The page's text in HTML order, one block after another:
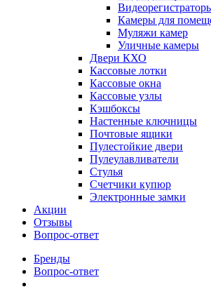
Камеры для
Муляжи камер
Уличные камеры
Двери КХО
Кассовые лотки
Кассовые окна
Кассовые узлы
Кэшбоксы
Настенные ключницы
Почтовые ящики
Пулестойкие двери
Пулеулавливатели
Стулья
Счетчики купюр
Электронные замки
Акции
Отзывы
Вопрос-ответ
Бренды
Вопрос-ответ